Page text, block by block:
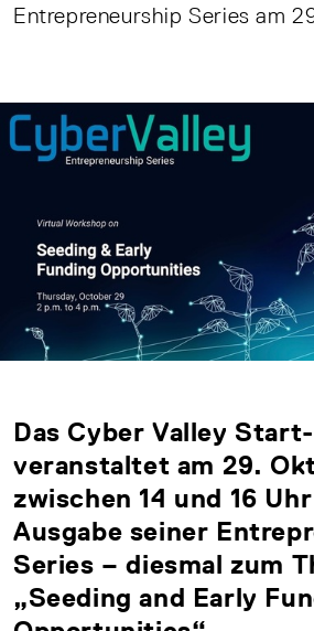
Entrepreneurship Series am
Das Cyber Valley
veranstaltet am 29.
zwischen 14 und 16
Ausgabe seiner
Series – diesmal zum
„Seeding and Early